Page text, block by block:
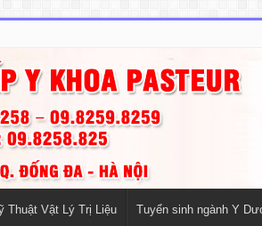
Thuật Vật Lý Trị Liệu Tuyển sinh ngành Y